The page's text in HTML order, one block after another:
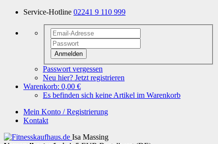
Service-Hotline 02241 9 110 999
Anmelden
Passwort vergessen
Neu hier? Jetzt registrieren
Warenkorb: 0,00 €
Es befinden sich keine Artikel im Warenkorb
Mein Konto / Registrierung
Kontakt
Isa Massing